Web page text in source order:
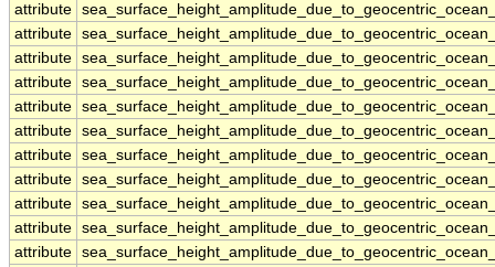
attribute
attribute
attribute
attribute
attribute
attribute
attribute
attribute
attribute
attribute
attribute